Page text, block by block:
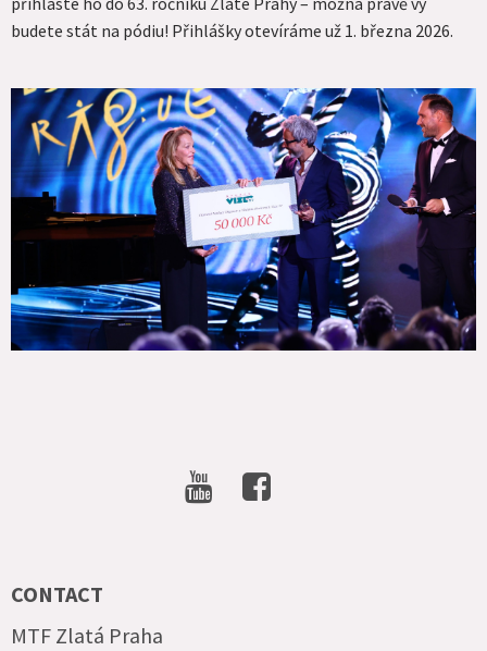
budete stát na pódiu! Přihlášky otevíráme už 1. března 2026.
CONTACT
MTF Zlatá Praha